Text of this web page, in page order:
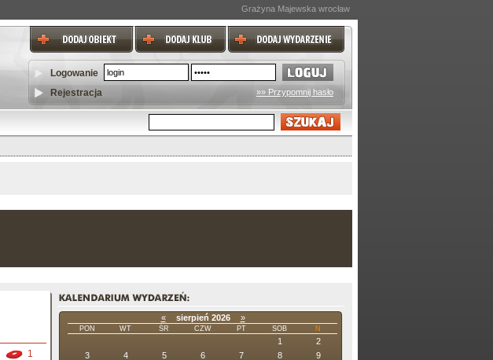
Grażyna Majewska wrocław
Logowanie
Rejestracja
»» Przypomnij hasło
1
« sierpień 2026 »
PON WT ŚR CZW PT SOB N
1
2
3
4 5 6 7 8
9